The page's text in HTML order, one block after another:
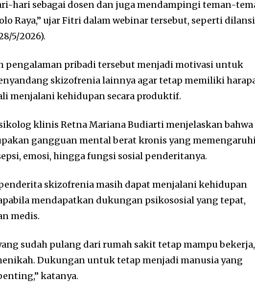
hari sebagai dosen dan juga mendampingi teman-
Raya,” ujar Fitri dalam webinar tersebut, seperti
5/2026).
pengalaman pribadi tersebut menjadi motivasi untuk
skizofrenia lainnya agar tetap memiliki
menjalani kehidupan secara produktif.
klinis Retna Mariana Budiarti menjelaskan bahwa
gangguan mental berat kronis yang
emosi, hingga fungsi sosial penderitanya.
skizofrenia masih dapat menjalani kehidupan
mendapatkan dukungan psikososial yang tepat,
medis.
sudah pulang dari rumah sakit tetap mampu bekerja,
Dukungan untuk tetap menjadi manusia yang
katanya.